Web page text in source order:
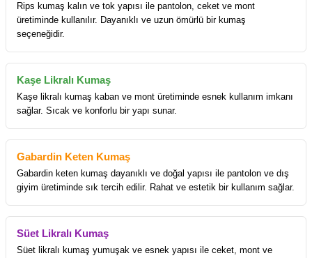
Rips kumaş kalın ve tok yapısı ile pantolon, ceket ve mont
üretiminde kullanılır. Dayanıklı ve uzun ömürlü bir kumaş
seçeneğidir.
Kaşe Likralı Kumaş
Kaşe likralı kumaş kaban ve mont üretiminde esnek kullanım imkanı
sağlar. Sıcak ve konforlu bir yapı sunar.
Gabardin Keten Kumaş
Gabardin keten kumaş dayanıklı ve doğal yapısı ile pantolon ve dış
giyim üretiminde sık tercih edilir. Rahat ve estetik bir kullanım sağlar.
Süet Likralı Kumaş
Süet likralı kumaş yumuşak ve esnek yapısı ile ceket, mont ve